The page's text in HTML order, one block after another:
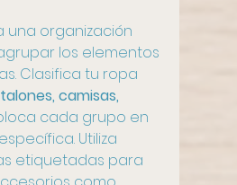
una organización
los elementos
Clasifica tu ropa
camisas,
cada grupo en
Utiliza
etiquetadas para